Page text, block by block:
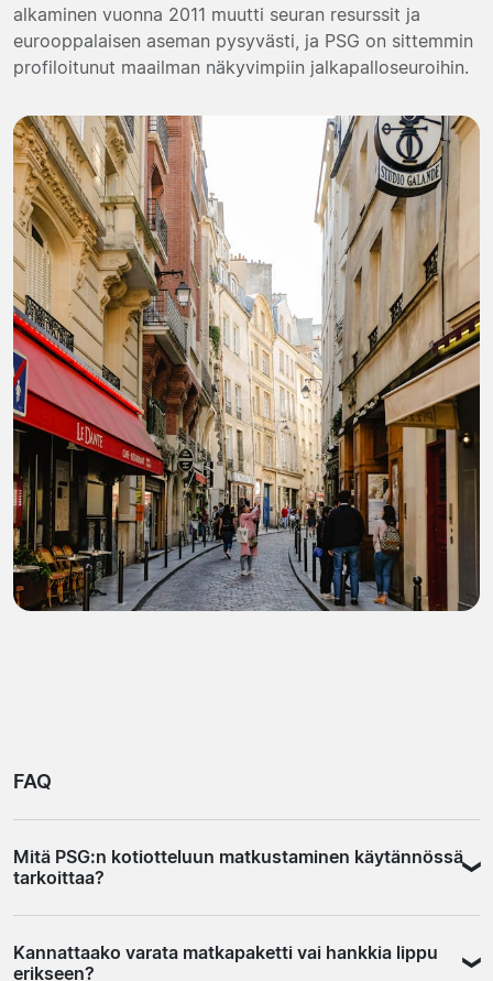
alkaminen vuonna 2011 muutti seuran resurssit ja
eurooppalaisen aseman pysyvästi, ja PSG on sittemmin
profiloitunut maailman näkyvimpiin jalkapalloseuroihin.
FAQ
Mitä PSG:n kotiotteluun matkustaminen käytännössä
tarkoittaa?
tai kahden yön oleskelua kaupungissa. Useimmat fanit
Kannattaako varata matkapaketti vai hankkia lippu
erikseen?